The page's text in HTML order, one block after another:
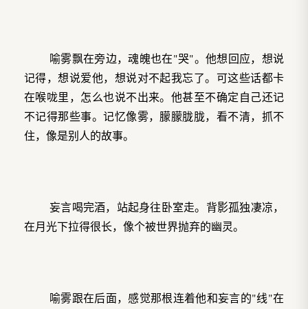
喻雾飘在旁边，魂魄也在"哭"。他想回应，想说
记得，想说爱他，想说对不起我忘了。可这些话都卡
在喉咙里，怎么也说不出来。他甚至不确定自己还记
不记得那些事。记忆像雾，朦朦胧胧，看不清，抓不
住，像是别人的故事。
妄言喝完酒，站起身往卧室走。背影孤独凄凉，
在月光下拉得很长，像个被世界抛弃的幽灵。
喻雾跟在后面，感觉那根连着他和妄言的"线"在